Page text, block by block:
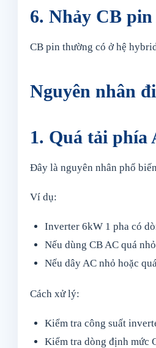
6. Nhảy CB
CB pin thường có ở hệ
Nguyên nhân
1. Quá tải phía
Đây là nguyên nhân phổ
Ví dụ:
Inverter 6kW 1 pha có
Nếu dùng CB AC quá
Nếu dây AC nhỏ hoặc
Cách xử lý:
Kiểm tra công suất
Kiểm tra dòng định mức